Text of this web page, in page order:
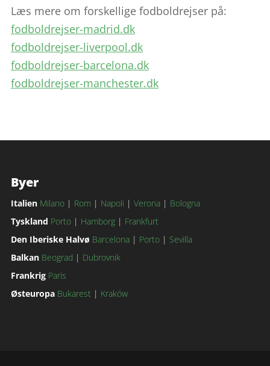
Læs mere om forskellige fodboldrejser på:
fodboldrejser-madrid.dk
fodboldrejser-liverpool.dk
fodboldrejser-barcelona.dk
fodboldrejser-manchester.dk
Byer
Italien Milano| Rom| Napoli | Verona| Bologna
Tyskland Porto| Hamborg| Frankfurt
Den Iberiske Halvø Barcelona| Porto| Sevilla
Balkan Beograd | Dubrovnik
Frankrig Paris
Østeuropa Bukarest| Kraków